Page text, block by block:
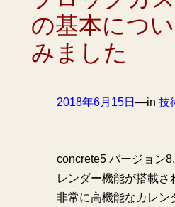
の基本につ
みました
2018年6月15日 —in 技
concrete5 バージョン
レンダー機能が搭載さ
非常に高機能なカレン